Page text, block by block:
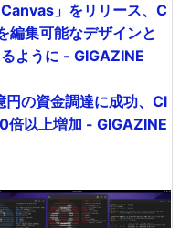
」をリリース、C
編集可能なデザインと
ように - GIGAZINE
の資金調達に成功、Cl
倍以上増加 - GIGAZINE